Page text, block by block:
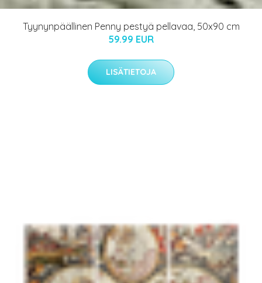
Tyynynpäällinen Penny pestyä pellavaa, 50x90 cm
59.99 EUR
LISÄTIETOJA